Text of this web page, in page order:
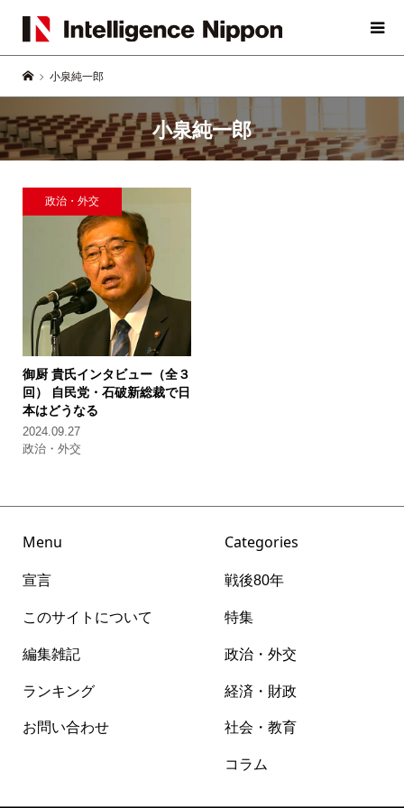
小泉純一郎
小泉純一郎
政治・外交
御厨 貴氏インタビュー（全３
回）
自民党・石破新総裁で日
本はどうなる
2024.09.27
政治・外交
Menu
宣言
このサイトについて
編集雑記
ランキング
お問い合わせ
Categories
戦後80年
特集
政治・外交
経済・財政
社会・教育
コラム